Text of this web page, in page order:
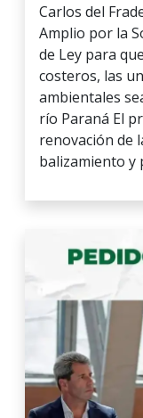
Carlos del
Amplio por la
de Ley para
costeros, las
ambientales
río Paraná El
renovación de
balizamiento y